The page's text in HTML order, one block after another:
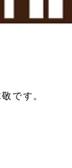
です。